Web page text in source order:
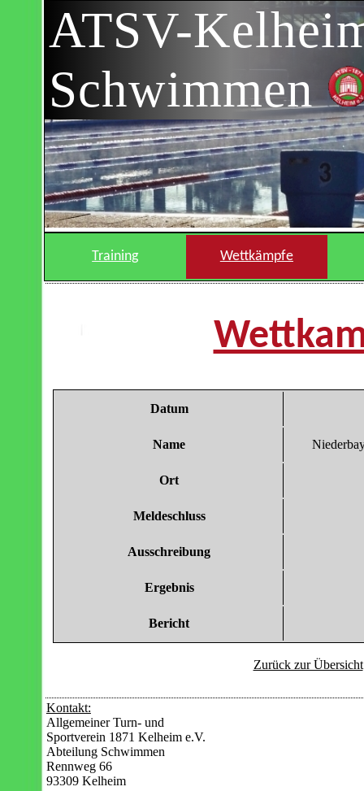
ATSV-
Schwimmen
Training Wettkämpfe
Kontakt:
Allgemeiner Turn- und
Sportverein 1871 Kelheim e.V.
Abteilung Schwimmen
Rennweg 66
93309 Kelheim